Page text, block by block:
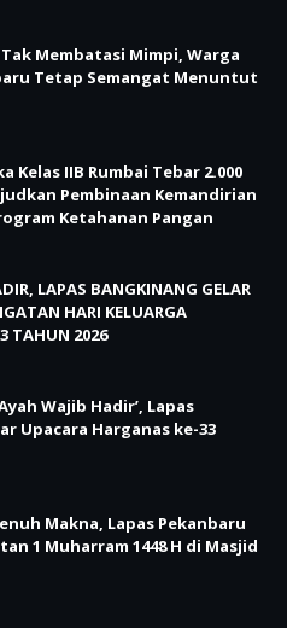
Membatasi Mimpi, Warga
Tetap Semangat Menuntut
Kelas IIB Rumbai Tebar 2.000
Pembinaan Kemandirian
Ketahanan Pangan
LAPAS BANGKINANG GELAR
HARI KELUARGA
TAHUN 2026
Wajib Hadir’, Lapas
Upacara Harganas ke-33
Makna, Lapas Pekanbaru
1 Muharram 1448 H di Masjid